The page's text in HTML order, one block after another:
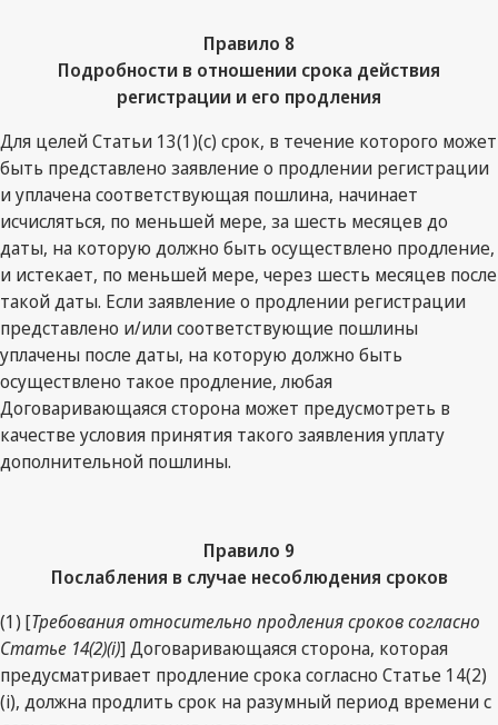
Правило 8
Подробности в отношении срока действия
регистрации и его продления
Для целей Статьи 13(1)(с) срок, в течение которого может
быть представлено заявление о продлении регистрации
и уплачена соответствующая пошлина, начинает
исчисляться, по меньшей мере, за шесть месяцев до
даты, на которую должно быть осуществлено продление,
и истекает, по меньшей мере, через шесть месяцев после
такой даты. Если заявление о продлении регистрации
представлено и/или соответствующие пошлины
уплачены после даты, на которую должно быть
осуществлено такое продление, любая
Договаривающаяся сторона может предусмотреть в
качестве условия принятия такого заявления уплату
дополнительной пошлины.
Правило 9
Послабления в случае несоблюдения сроков
(1) [Требования относительно продления сроков согласно
Статье 14(2)(i)] Договаривающаяся сторона, которая
предусматривает продление срока согласно Статье 14(2)
(i), должна продлить срок на разумный период времени с